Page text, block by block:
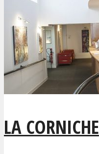
LA CORNICHE